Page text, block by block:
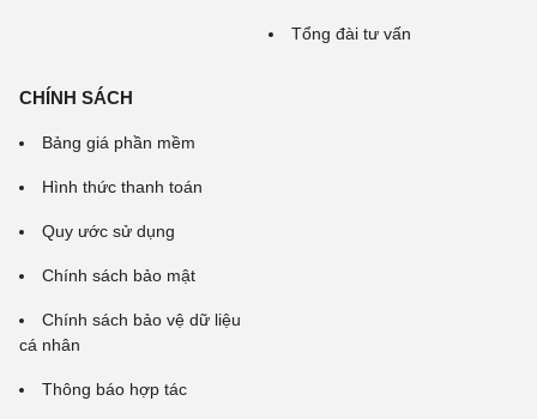
Tổng đài tư vấn
CHÍNH SÁCH
Bảng giá phần mềm
Hình thức thanh toán
Quy ước sử dụng
Chính sách bảo mật
Chính sách bảo vệ dữ liệu
cá nhân
Thông báo hợp tác